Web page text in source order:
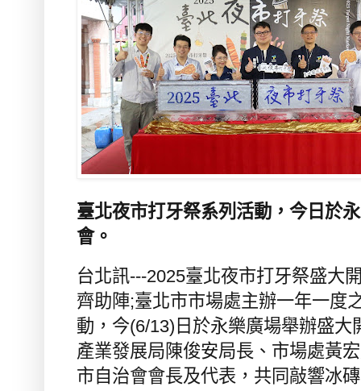
臺北夜市打牙祭系列活動，今日於
會。
台北訊---2025臺北夜市打牙祭盛大
齊助陣;臺北市市場處主辦一年一度
動，今(6/13) 日於永樂廣場舉辦盛
產業發展局陳俊安局長、市場處黃
市自治會會長及代表，共同敲響冰